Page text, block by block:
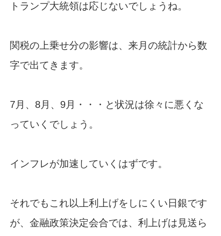
トランプ大統領は応じないでしょうね。
関税の上乗せ分の影響は、来月の統計から数
字で出てきます。
7月、8月、9月・・・と状況は徐々に悪くな
っていくでしょう。
インフレが加速していくはずです。
それでもこれ以上利上げをしにくい日銀です
が、金融政策決定会合では、利上げは見送ら